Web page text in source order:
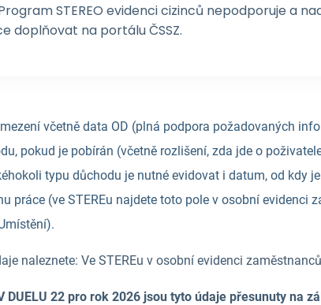
STEREO evidenci cizinců nepodporuje a
doplňovat na portálu ČSSZ.
včetně data OD (plná podpora požadovaných
pokud je pobírán (včetně rozlišení, zda jde o
typu důchodu je nutné evidovat i datum, od kdy
práce (ve STEREu najdete toto pole v osobní
naleznete: Ve STEREu v osobní evidenci
DUELU 22 pro rok 2026 jsou tyto údaje přesunuty na